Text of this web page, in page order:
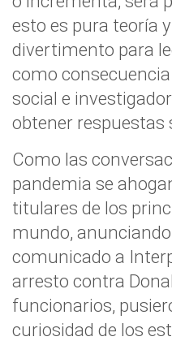
esto es pura teoría
divertimento para
como
social e
obtener respuestas
Como las
pandemia se
titulares de los
mundo,
comunicado a
arresto contra
funcionarios,
curiosidad de los